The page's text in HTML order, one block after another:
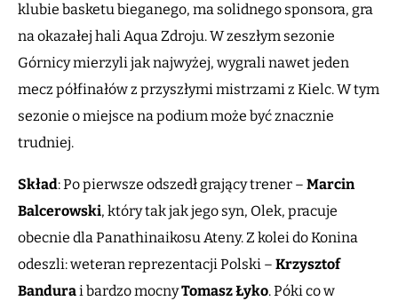
klubie basketu bieganego, ma solidnego sponsora, gra
na okazałej hali Aqua Zdroju. W zeszłym sezonie
Górnicy mierzyli jak najwyżej, wygrali nawet jeden
mecz półfinałów z przyszłymi mistrzami z Kielc. W tym
sezonie o miejsce na podium może być znacznie
trudniej.
Skład: Po pierwsze odszedł grający trener – Marcin
Balcerowski, który tak jak jego syn, Olek, pracuje
obecnie dla Panathinaikosu Ateny. Z kolei do Konina
odeszli: weteran reprezentacji Polski – Krzysztof
Bandurai bardzo mocnyTomasz Łyko. Póki co w